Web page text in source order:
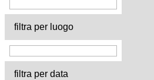
filtra per luogo
filtra per data